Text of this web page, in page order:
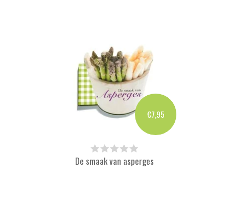
€7,95
De smaak van asperges